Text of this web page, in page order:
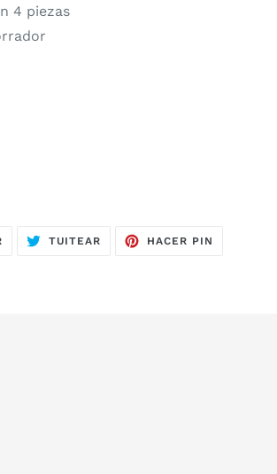
4 piezas
COMPARTIR
EN
TUITEAR TUITEARHACER PIN